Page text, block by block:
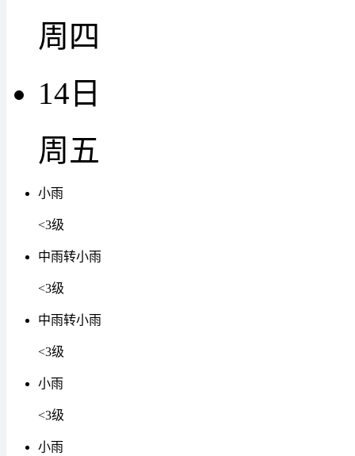
周四
14日
周五
小雨
<3级
中雨转小雨
<3级
中雨转小雨
<3级
小雨
<3级
小雨